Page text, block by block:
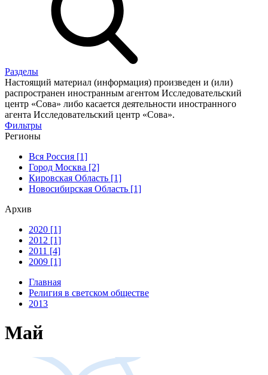
Разделы
Настоящий материал (информация) произведен и (или)
распространен иностранным агентом Исследовательский
центр «Сова» либо касается деятельности иностранного
агента Исследовательский центр «Сова».
Фильтры
Регионы
Вся Россия [1]
Город Москва [2]
Кировская Область [1]
Новосибирская Область [1]
Архив
2020 [1]
2012 [1]
2011 [4]
2009 [1]
Главная
Религия в светском обществе
2013
Май